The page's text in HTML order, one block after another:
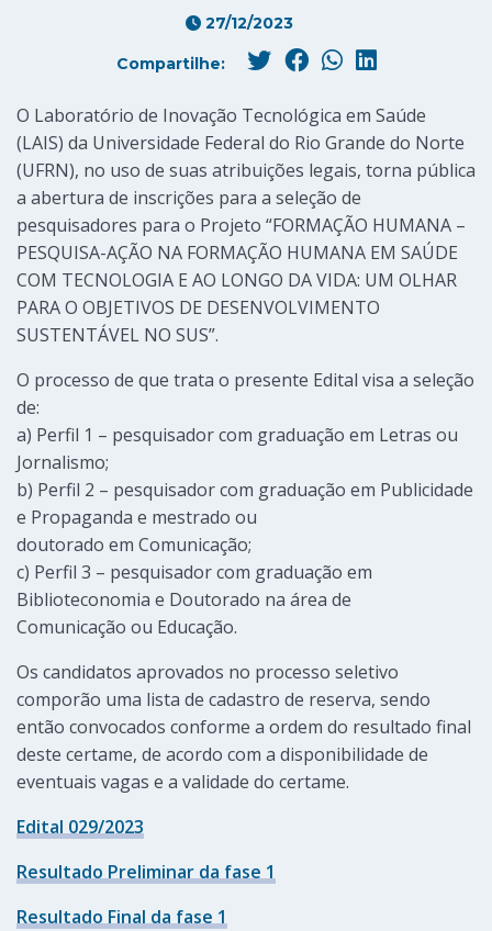
27/12/2023
Compartilhe:
O Laboratório de Inovação Tecnológica em Saúde
(LAIS) da Universidade Federal do Rio Grande do Norte
(UFRN), no uso de suas atribuições legais, torna pública
a abertura de inscrições para a seleção de
pesquisadores para o Projeto “FORMAÇÃO HUMANA –
PESQUISA-AÇÃO NA FORMAÇÃO HUMANA EM SAÚDE
COM TECNOLOGIA E AO LONGO DA VIDA: UM OLHAR
PARA O OBJETIVOS DE DESENVOLVIMENTO
SUSTENTÁVEL NO SUS”.
O processo de que trata o presente Edital visa a seleção
de:
a) Perfil 1 – pesquisador com graduação em Letras ou
Jornalismo;
b) Perfil 2 – pesquisador com graduação em Publicidade
e Propaganda e mestrado ou
doutorado em Comunicação;
c) Perfil 3 – pesquisador com graduação em
Biblioteconomia e Doutorado na área de
Comunicação ou Educação.
Os candidatos aprovados no processo seletivo
comporão uma lista de cadastro de reserva, sendo
então convocados conforme a ordem do resultado final
deste certame, de acordo com a disponibilidade de
eventuais vagas e a validade do certame.
Edital 029/2023
Resultado Preliminar da fase 1
Resultado Final da fase 1